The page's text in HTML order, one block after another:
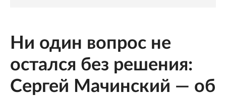
Ни один вопрос не
остался без решения:
Сергей Мачинский — об